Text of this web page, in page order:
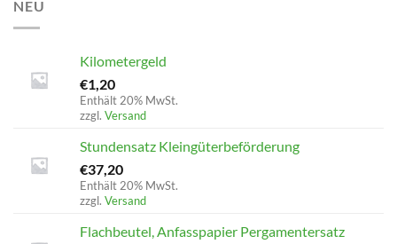
NEU
Kilometergeld
€1,20
Enthält 20% MwSt.
zzgl. Versand
Stundensatz Kleingüterbeförderung
€37,20
Enthält 20% MwSt.
zzgl. Versand
Flachbeutel, Anfasspapier Pergamentersatz